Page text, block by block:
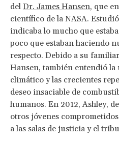
del Dr. James Hansen, que
científico de la NASA.
indicaba lo mucho que
poco que estaban haciendo
respecto. Debido a su
Hansen, también entendió
climático y las crecientes
deseo insaciable de
humanos. En 2012, Ashley,
otros jóvenes
a las salas de justicia y el